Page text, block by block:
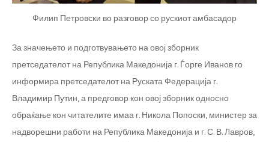
Филип Петровски во разговор со рускиот амбасадор
За значењето и подготвувањето на овој зборник
претседателот на Република Македонија г. Ѓорге Иванов го
информира претседателот на Руската Федерација г.
Владимир Путин, а предговор кон овој зборник односно
обраќање кон читателите имаа г. Никола Попоски, министер за
надворешни работи на Република Македонија и г. С. В. Лавров,